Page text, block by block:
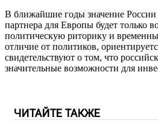
В ближайшие годы значение России
партнера для Европы будет только
политическую риторику и
отличие от политиков,
свидетельствуют о том, что
значительные возможности для
ЧИТАЙТЕ ТАКЖЕ